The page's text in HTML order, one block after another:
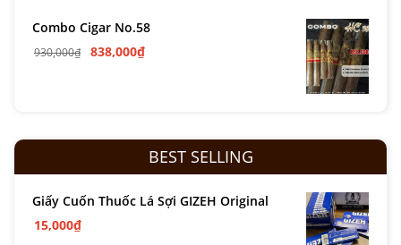
Combo Cigar No.58
930,000₫ 838,000₫
BEST SELLING
Giấy Cuốn Thuốc Lá Sợi GIZEH Original
15,000₫